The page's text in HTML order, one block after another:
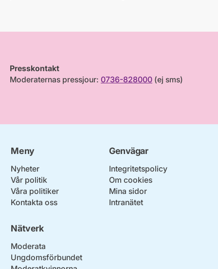
Presskontakt
Moderaternas pressjour: 0736-828000 (ej sms)
Meny
Nyheter
Vår politik
Våra politiker
Kontakta oss
Genvägar
Integritetspolicy
Om cookies
Mina sidor
Intranätet
Nätverk
Moderata
Ungdomsförbundet